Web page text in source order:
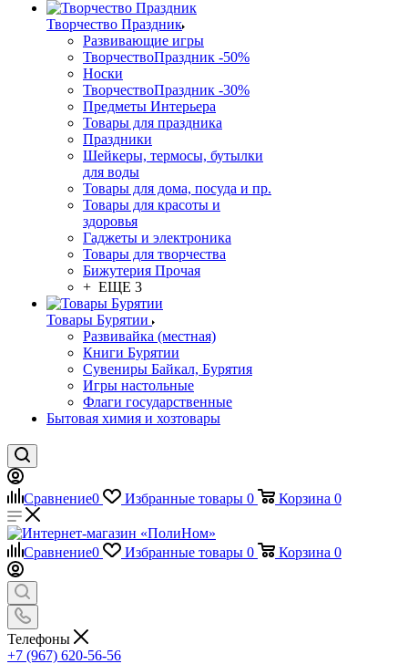
Творчество Праздник
Развивающие игры
ТворчествоПраздник -50%
Носки
ТворчествоПраздник -30%
Предметы Интерьера
Товары для праздника
Праздники
Шейкеры, термосы, бутылки
для воды
Товары для дома, посуда и пр.
Товары для красоты и
здоровья
Гаджеты и электроника
Товары для творчества
Бижутерия Прочая
+ ЕЩЕ 3
Товары Бурятии
Развивайка (местная)
Книги Бурятии
Сувениры Байкал, Бурятия
Игры настольные
Флаги государственные
Бытовая химия и хозтовары
Сравнение0 Избранные товары 0 Корзина 0
Сравнение0 Избранные товары 0 Корзина 0
Телефоны
+7 (967) 620-56-56